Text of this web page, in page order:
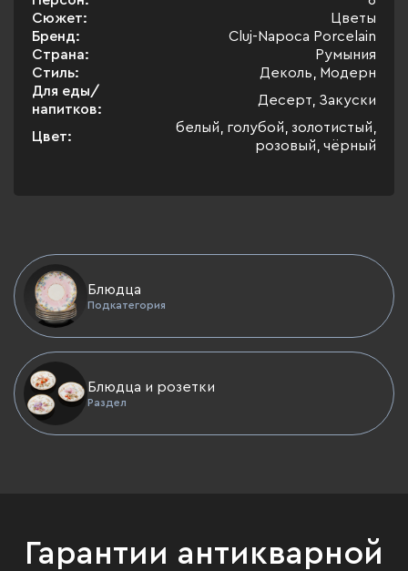
Сюжет:
Цветы
Бренд:
Cluj-Napoca Porcelain
Страна:
Румыния
Стиль:
Деколь, Модерн
Для еды/
напитков:
Десерт, Закуски
Цвет:
белый, голубой, золотистый,
розовый, чёрный
Блюдца
Подкатегория
Блюдца и розетки
Раздел
Гарантии антикварной